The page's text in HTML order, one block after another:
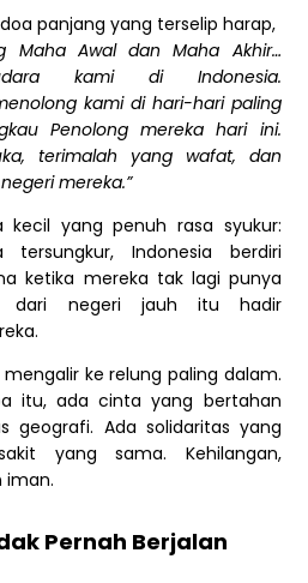
panjang yang terselip harap,
Maha Awal dan Maha Akhir…
kami di Indonesia.
kami di hari-hari paling
Penolong mereka hari ini.
terimalah yang wafat, dan
mereka.”
yang penuh rasa syukur:
Indonesia berdiri
ketika mereka tak lagi punya
dari negeri jauh itu hadir
ke relung paling dalam.
itu, ada cinta yang bertahan
geografi. Ada solidaritas yang
yang sama. Kehilangan,
iman.
Pernah Berjalan